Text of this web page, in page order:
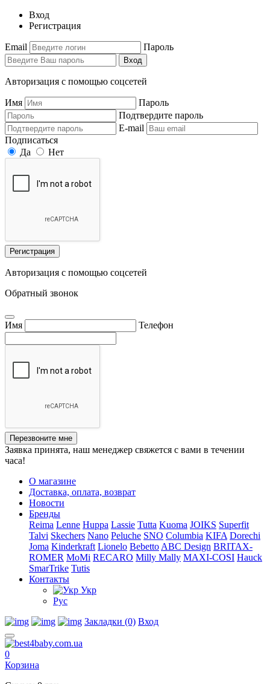
Вход
Регистрация
Email Пароль
Вход
Авторизация с помощью соцсетей
Имя
Пароль
Подтвердите пароль
E-mail
Подписаться
Да
Нет
Регистрация
Авторизация с помощью соцсетей
Обратный звонок
Имя Телефон
Перезвоните мне
Заявка принята, наш менеджер свяжется с вами в течении
часа!
О магазине
Доставка, оплата, возврат
Новости
Бренды
Reima Lenne Huppa Lassie Tutta Kuoma JOIKS Superfit
Talvi Skechers Nano Peluche SNO Columbia KIFA Dorechi
Joma Kinderkraft Lionelo Bebetto ABC Design BRITAX-
ROMER MoMi RECARO Milly Mally MAXI-COSI Hauck
SmarTrike Tutis
Контакты
Укр
Рус
Закладки (0) Вход
0
Корзина